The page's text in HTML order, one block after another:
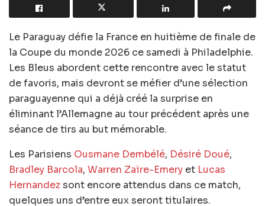
Le Paraguay défie la France en huitième de finale de
la Coupe du monde 2026 ce samedi à Philadelphie.
Les Bleus abordent cette rencontre avec le statut
de favoris, mais devront se méfier d’une sélection
paraguayenne qui a déjà créé la surprise en
éliminant l’Allemagne au tour précédent après une
séance de tirs au but mémorable.
Les Parisiens Ousmane Dembélé, Désiré Doué,
Bradley Barcola, Warren Zaïre-Emery et Lucas
Hernandez sont encore attendus dans ce match,
quelques uns d’entre eux seront titulaires.